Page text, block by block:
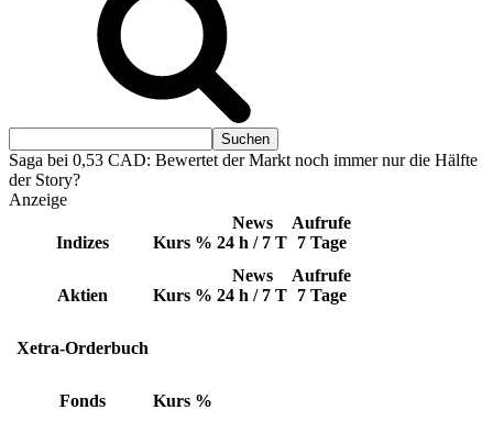
Saga bei 0,53 CAD: Bewertet der Markt noch immer nur die Hälfte
der Story?
Anzeige
Indizes Kurs %
News
24 h / 7 T
Aufrufe
7 Tage
Aktien Kurs %
News
24 h / 7 T
Aufrufe
7 Tage
Xetra-Orderbuch
Fonds Kurs %